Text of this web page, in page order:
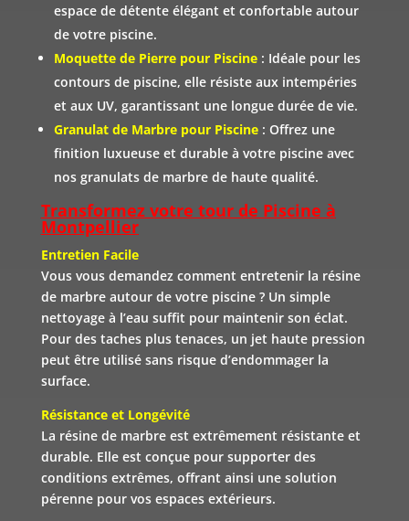
espace de détente élégant et confortable autour
de votre piscine.
Moquette de Pierre pour Piscine: Idéale pour les
contours de piscine, elle résiste aux intempéries
et aux UV, garantissant une longue durée de vie.
Granulat de Marbre pour Piscine: Offrez une
finition luxueuse et durable à votre piscine avec
nos granulats de marbre de haute qualité.
Transformez votre tour de Piscine à
Montpellier
Entretien Facile
Vous vous demandez comment entretenir la résine
de marbre autour de votre piscine ? Un simple
nettoyage à l’eau suffit pour maintenir son éclat.
Pour des taches plus tenaces, un jet haute pression
peut être utilisé sans risque d’endommager la
surface.
Résistance et Longévité
La résine de marbre est extrêmement résistante et
durable. Elle est conçue pour supporter des
conditions extrêmes, offrant ainsi une solution
pérenne pour vos espaces extérieurs.